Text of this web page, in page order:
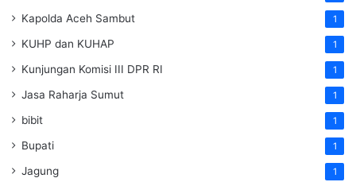
Kapolda Aceh Sambut 1
KUHP dan KUHAP 1
Kunjungan Komisi III DPR RI 1
Jasa Raharja Sumut 1
bibit 1
Bupati 1
Jagung 1